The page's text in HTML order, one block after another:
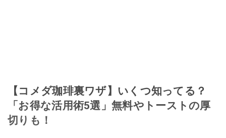
【コメダ珈琲裏ワザ】いくつ知ってる？
「お得な活用術5選」無料やトーストの厚
切りも！